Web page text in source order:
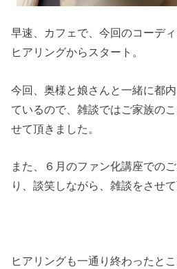
早速、カフェで、今回のコーデ
ヒアリングからスタート。
今回、奥様と娘さんと一緒に都
ているので、雑談ではご家族の
せて頂きました。
また、６月のファン化講座での
り、談笑しながら、雑談をさせて
ヒアリングも一通り終わったと